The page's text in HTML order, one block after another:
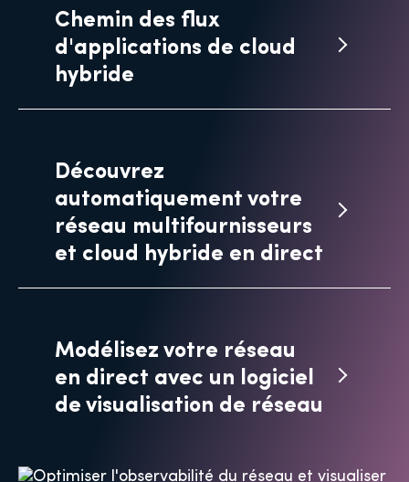
Chemin des flux
d'applications de cloud
hybride
Découvrez
automatiquement votre
réseau multifournisseurs
et cloud hybride en direct
Modélisez votre réseau
en direct avec un logiciel
de visualisation de réseau